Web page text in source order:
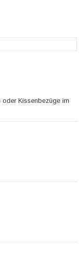
Kissenbezüge im